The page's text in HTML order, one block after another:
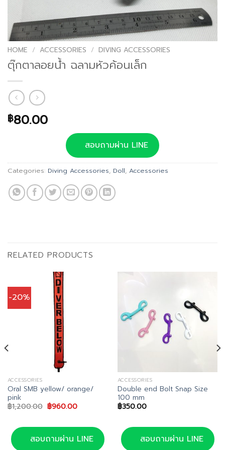
HOME / ACCESSORIES / DIVING ACCESSORIES
ตุ๊กตาลอยน้ำ ฉลามหัวค้อนเล็ก
฿80.00
สอบถามผ่าน LINE
Categories: Diving Accessories, Doll, Accessories
RELATED PRODUCTS
-20%
ACCESSORIES
Oral SMB yellow/ orange/
pink
฿1,200.00 Original
price
฿1,200.00.
฿960.00Current
฿960.00.
สอบถามผ่าน LINE
ACCESSORIES
Double end Bolt Snap Size
100 mm
฿350.00
สอบถามผ่าน LINE